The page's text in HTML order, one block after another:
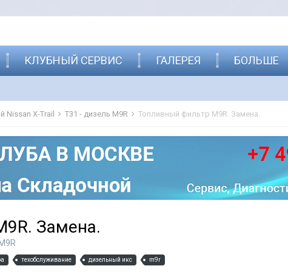
КЛУБНЫЙ СЕРВИС ГАЛЕРЕЯ БОЛЬШЕ
Nissan X-Trail T31 - дизель M9R Топливный фильтр M9R. Замена.
Замена.
техобслуживание дизельный икс m9r